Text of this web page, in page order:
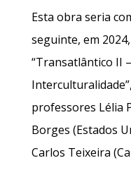
Esta obra seria
seguinte, em
“Transatlântico II
professores Lélia
Borges (Estados
Carlos Teixeira